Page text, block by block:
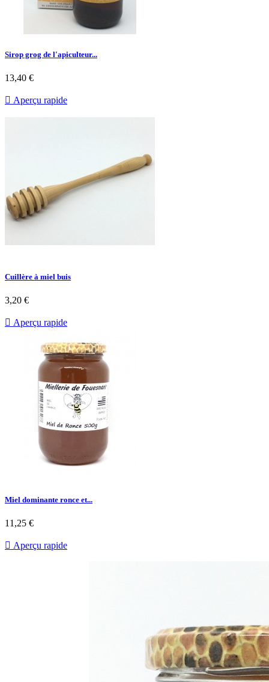
Sirop grog de l'apiculteur...
13,40 €
 Aperçu rapide
Cuillère à miel buis
3,20 €
 Aperçu rapide
Miel dominante ronce et...
11,25 €
 Aperçu rapide